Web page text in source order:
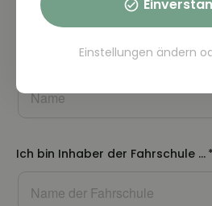
Einstellungen ändern